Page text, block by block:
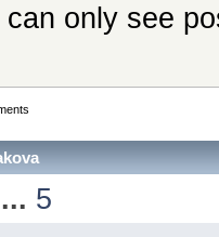
only see
... 5